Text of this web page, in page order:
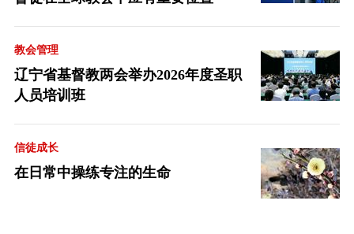
教会管理
辽宁省基督教两会举办2026年度圣职
人员培训班
信徒成长
在日常中操练专注的生命